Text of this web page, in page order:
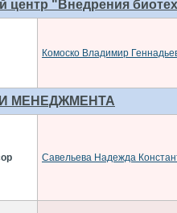
центр "Внедрения
Комоско Владимир
МЕНЕДЖМЕНТА
Савельева Надежда